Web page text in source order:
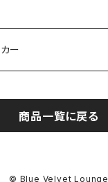
ー
商品一覧に戻る
© Blue Velvet Lounge